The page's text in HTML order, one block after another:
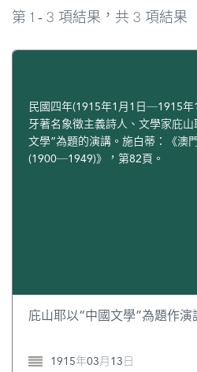
市
第 1 - 3 項結果，共 3 項結果
民國四年(1915年1月1日─1915
牙著名象徵主義詩人、文學家庇
文學”為題的演講。施白蒂：《澳
(1900─1949)》，第82頁。
庇山耶以“中國文學”為題作演
1915年03月13日